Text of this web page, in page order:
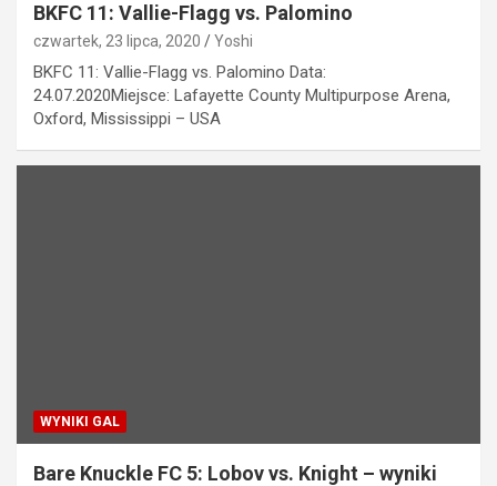
BKFC 11: Vallie-Flagg vs. Palomino
czwartek, 23 lipca, 2020 Yoshi
BKFC 11: Vallie-Flagg vs. Palomino Data:
24.07.2020Miejsce: Lafayette County Multipurpose Arena,
Oxford, Mississippi – USA
WYNIKI GAL
Bare Knuckle FC 5: Lobov vs. Knight – wyniki